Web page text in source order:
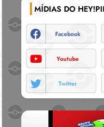
MÍDIAS DO
Facebook
Youtube
Twitter